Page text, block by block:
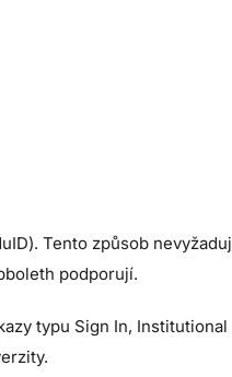
Tento způsob
podporují.
typu Sign In,